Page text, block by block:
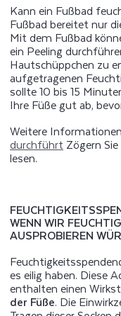
Kann ein Fußbad
Fußbad bereitet nur
Mit dem Fußbad
ein Peeling
Hautschüppchen zu
aufgetragenen
sollte 10 bis 15
Ihre Füße gut ab,
Weitere
durchführt Zögern
lesen.
ENN WIR
USPROBIEREN
es eilig haben. Diese
enthalten einen
der Füße. Die